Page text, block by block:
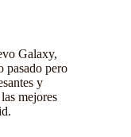
Galaxy,
pasado pero
y
mejores
.